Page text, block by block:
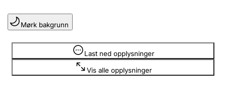
Lag og forening
Registrere, endre, slette
Mørk bakgrunn
Last ned opplysninger
Vis alle opplysninger
Opplysninger er skjult